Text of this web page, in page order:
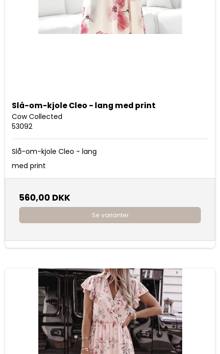
Slå-om-kjole Cleo - lang med print
Cow Collected
53092
Slå-om-kjole Cleo - lang
med print
560,00 DKK
Se varianter